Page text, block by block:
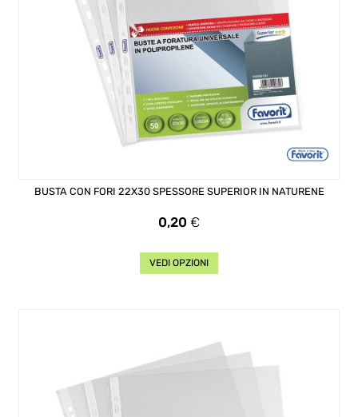
BUSTA CON FORI 22X30 SPESSORE SUPERIOR IN NATURENE
Prezzo
0,20 €
VEDI OPZIONI